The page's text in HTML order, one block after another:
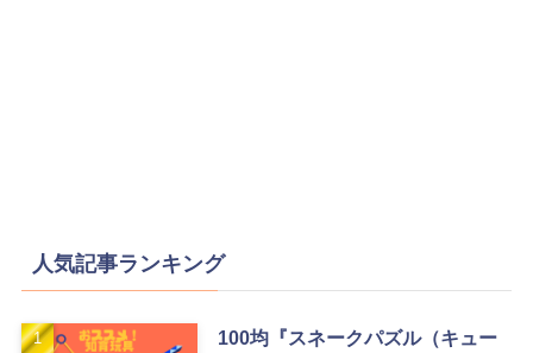
人気記事ランキング
100均『スネークパズル（キュー